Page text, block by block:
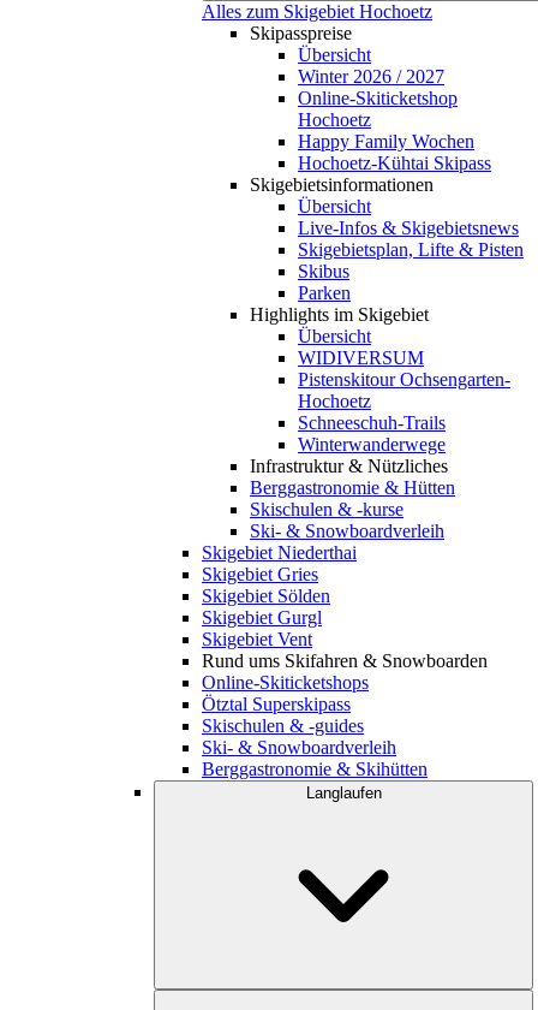
Alles zum Skigebiet Hochoetz
Skipasspreise
Übersicht
Winter 2026 / 2027
Online-Skiticketshop
Hochoetz
Happy Family Wochen
Hochoetz-Kühtai Skipass
Skigebietsinformationen
Übersicht
Live-Infos & Skigebietsnews
Skigebietsplan, Lifte & Pisten
Skibus
Parken
Highlights im Skigebiet
Übersicht
WIDIVERSUM
Pistenskitour Ochsengarten-
Hochoetz
Schneeschuh-Trails
Winterwanderwege
Infrastruktur & Nützliches
Berggastronomie & Hütten
Skischulen & -kurse
Ski- & Snowboardverleih
Skigebiet Niederthai
Skigebiet Gries
Skigebiet Sölden
Skigebiet Gurgl
Skigebiet Vent
Rund ums Skifahren & Snowboarden
Online-Skiticketshops
Ötztal Superskipass
Skischulen & -guides
Ski- & Snowboardverleih
Berggastronomie & Skihütten
Langlaufen